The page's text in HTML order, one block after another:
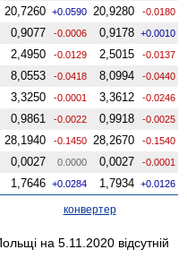
20,7260 +0.0590 20,9280 -0.0180
0,9077 -0.0006 0,9178 +0.0010
2,4950 -0.0129 2,5015 -0.0137
8,0553 -0.0418 8,0994 -0.0440
3,3250 -0.0001 3,3612 -0.0246
0,9861 -0.0022 0,9918 -0.0025
28,1940 -0.1450 28,2670 -0.1540
0,0027 0.0000 0,0027 -0.0001
1,7646 +0.0284 1,7934 +0.0126
конвертер
на 5.11.2020 відсутній